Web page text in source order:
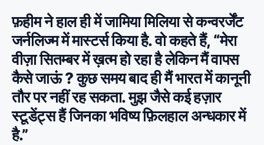
फ़हीम ने हाल ही में जामिया मिलिया से कन्वरर्जेंट
जर्नलिज्म में मास्टर्स किया है. वो कहते हैं, “मेरा
वीज़ा सितम्बर में ख़त्म हो रहा है लेकिन मैं वापस
कैसे जाऊं ? कुछ समय बाद ही मैं भारत में कानूनी
तौर पर नहीं रह सकता. मुझ जैसे कई हज़ार
स्टूडेंट्स हैं जिनका भविष्य फ़िलहाल अन्धकार में
है.”